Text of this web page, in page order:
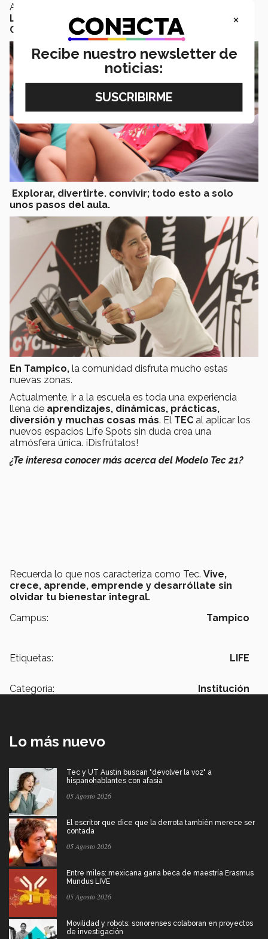
Así lo expreso Paulina Arteaga, estudiante de
Licenciado en Negocios Internacionales
Campus Tampico.
Explorar, divertirte. convivir; todo esto a solo
unos pasos del aula.
En Tampico, la comunidad disfruta mucho estas
nuevas zonas.
Actualmente, ir a la escuela es toda una experiencia
llena de aprendizajes, dinámicas, prácticas,
diversión y muchas cosas más. El TEC al aplicar los
nuevos espacios Life Spots sin duda crea una
atmósfera única. ¡Disfrútalos!
¿Te interesa conocer más acerca del Modelo Tec 21?
Recuerda lo que nos caracteriza como Tec. Vive,
crece, aprende, emprende y desarróllate sin
olvidar tu bienestar integral.
Campus:
Tampico
Etiquetas: LIFE
Categoría: Institución
Lo más nuevo
Tec y UT Austin buscan "devolver la voz" a
hispanohablantes con afasia
05 Agosto 2026
El escritor que dice que la derrota también merece ser
contada
05 Agosto 2026
Entre miles: mexicana gana beca de maestría Erasmus
Mundus LIVE
05 Agosto 2026
Movilidad y robots: sonorenses colaboran en proyectos
de investigación
×
Recibe nuestro newsletter de
noticias: